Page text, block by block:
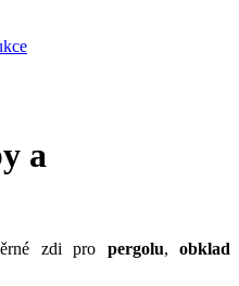
a
zdi pro pergolu, obklad